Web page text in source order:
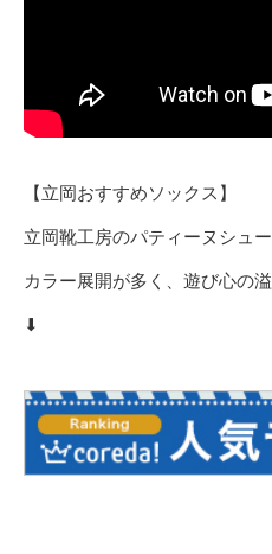
【立岡おすすめソックス】
立岡靴工房のパティーヌシュ
カラー展開が多く、遊び心の
⬇︎